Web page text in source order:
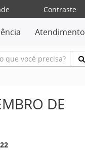
Contraste
Atendimento
DE